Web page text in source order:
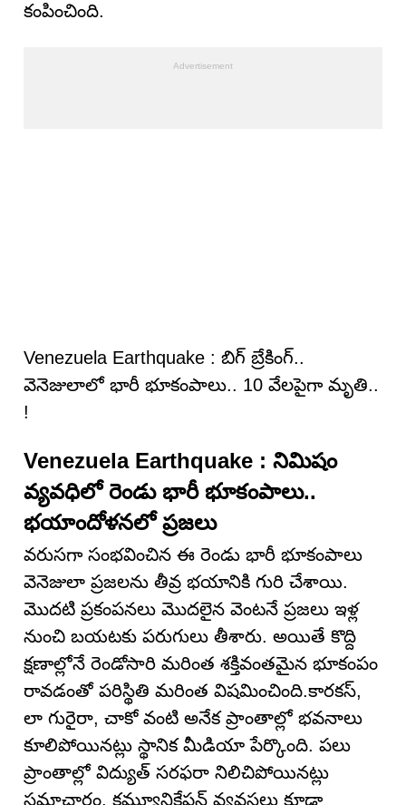
కంపించింది.
Venezuela Earthquake : బిగ్ బ్రేకింగ్‌..
వెనెజులాలో భారీ భూకంపాలు.. 10 వేల‌పైగా మృతి..
!
Venezuela Earthquake : నిమిషం
వ్యవధిలో రెండు భారీ భూకంపాలు..
భయాందోళనలో ప్రజలు
వరుసగా సంభవించిన ఈ రెండు భారీ భూకంపాలు
వెనెజులా ప్రజలను తీవ్ర భయానికి గురి చేశాయి.
మొదటి ప్రకంపనలు మొదలైన వెంటనే ప్రజలు ఇళ్ల
నుంచి బయటకు పరుగులు తీశారు. అయితే కొద్ది
క్షణాల్లోనే రెండోసారి మరింత శక్తివంతమైన భూకంపం
రావడంతో పరిస్థితి మరింత విషమించింది.కారకస్,
లా గురైరా, చాకో వంటి అనేక ప్రాంతాల్లో భవనాలు
కూలిపోయినట్లు స్థానిక మీడియా పేర్కొంది. పలు
ప్రాంతాల్లో విద్యుత్ సరఫరా నిలిచిపోయినట్లు
సమాచారం. కమ్యూనికేషన్ వ్యవస్థలు కూడా